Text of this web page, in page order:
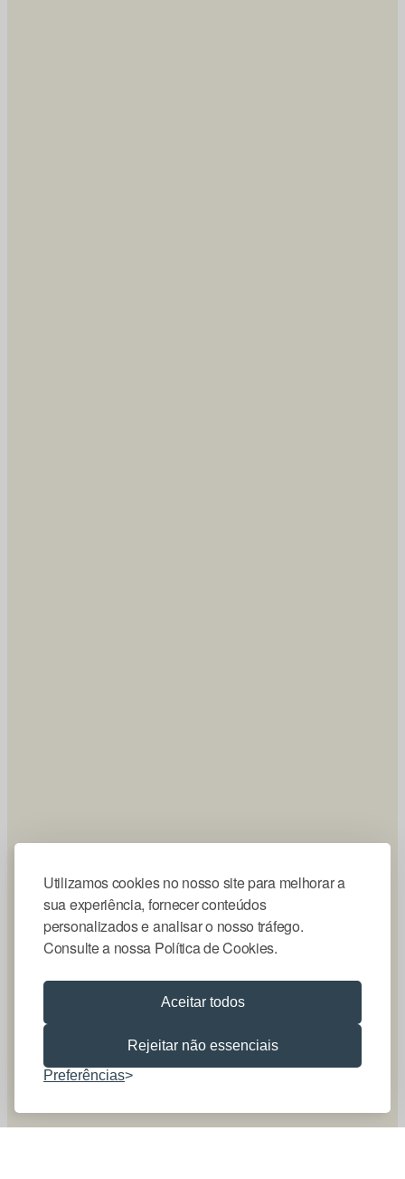
Utilizamos cookies no nosso site para melhorar a
sua experiência, fornecer conteúdos
personalizados e analisar o nosso tráfego.
Consulte a nossa Política de Cookies.
Aceitar todos
Rejeitar não essenciais
Preferências